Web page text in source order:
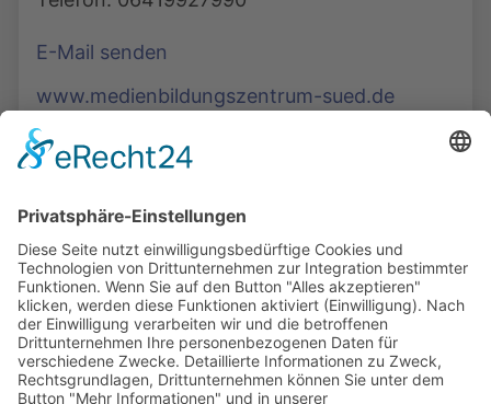
E-Mail senden
www.medienbildungszentrum-sued.de
Podcasts, Themen und Informationen.
Entdecken Sie unser Forum für Medien, Bildung
und Demokratie - jederzeit und überall
verfügbar.
Mehr erfahren